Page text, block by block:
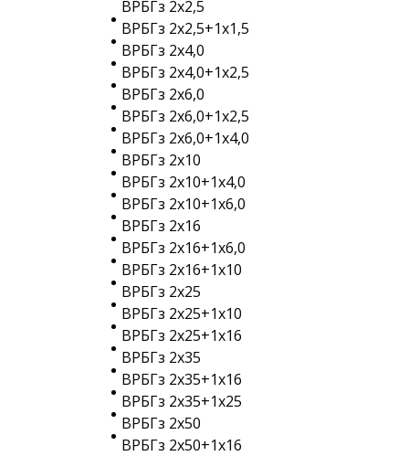
ВРБГз 2х2,5
ВРБГз 2х2,5+1х1,5
ВРБГз 2х4,0
ВРБГз 2х4,0+1х2,5
ВРБГз 2х6,0
ВРБГз 2х6,0+1х2,5
ВРБГз 2х6,0+1х4,0
ВРБГз 2х10
ВРБГз 2х10+1х4,0
ВРБГз 2х10+1х6,0
ВРБГз 2х16
ВРБГз 2х16+1х6,0
ВРБГз 2х16+1х10
ВРБГз 2х25
ВРБГз 2х25+1х10
ВРБГз 2х25+1х16
ВРБГз 2х35
ВРБГз 2х35+1х16
ВРБГз 2х35+1х25
ВРБГз 2х50
ВРБГз 2х50+1х16